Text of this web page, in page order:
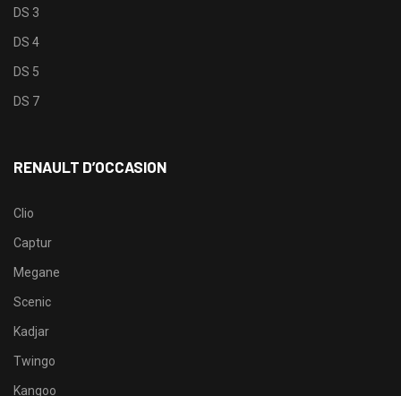
DS 3
DS 4
DS 5
DS 7
RENAULT D’OCCASION
Clio
Captur
Megane
Scenic
Kadjar
Twingo
Kangoo